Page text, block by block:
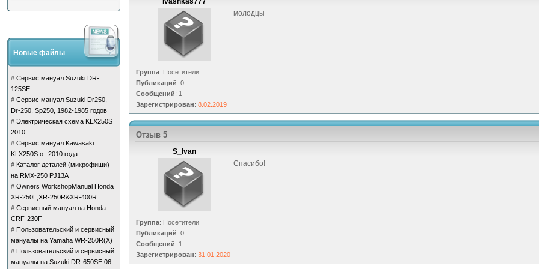
Новые файлы
# Сервис мануал Suzuki DR-
125SE
# Сервис мануал Suzuki Dr250,
Dr-250, Sp250, 1982-1985 годов
# Электрическая схема KLX250S
2010
# Сервис мануал Kawasaki
KLX250S от 2010 года
# Каталог деталей (микрофиши)
на RMX-250 PJ13A
# Owners WorkshopManual Honda
XR-250L,XR-250R&XR-400R
# Сервисный мануал на Honda
CRF-230F
# Пользовательский и сервисный
мануалы на Yamaha WR-250R(X)
# Пользовательский и сервисный
мануалы на Suzuki DR-650SE 06-
Группа: Посетители
Публикаций: 0
Сообщений: 1
Зарегистрирован: 8.02.2019
молодцы
Отзыв 5
S_Ivan
Группа: Посетители
Публикаций: 0
Сообщений: 1
Зарегистрирован: 31.01.2020
Спасибо!